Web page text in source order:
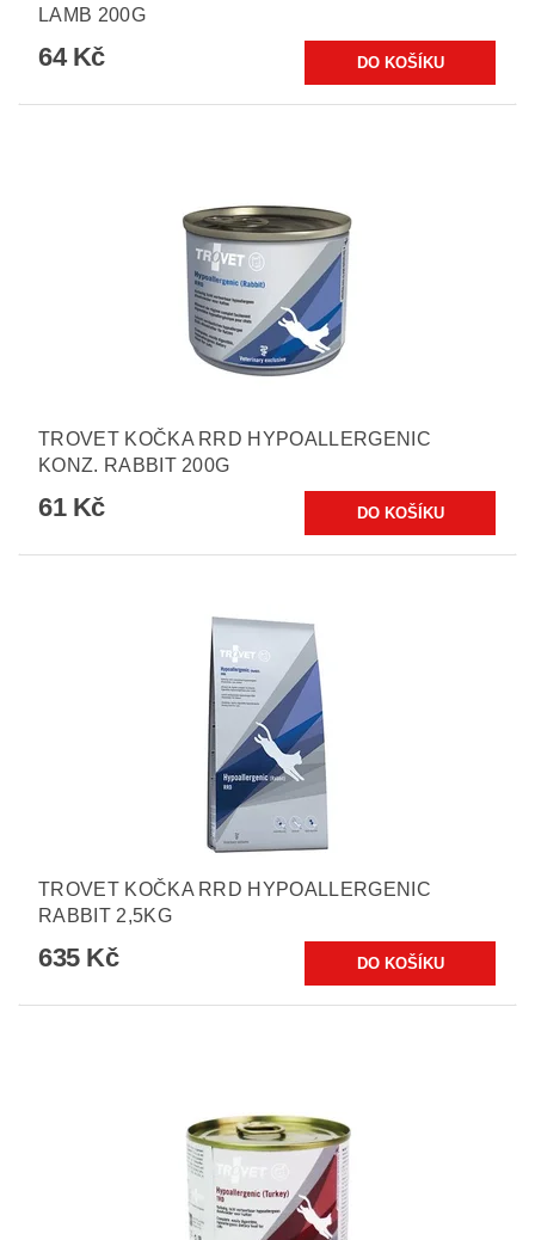
LAMB 200G
64 Kč
TROVET KOČKA RRD HYPOALLERGENIC
KONZ. RABBIT 200G
61 Kč
TROVET KOČKA RRD HYPOALLERGENIC
RABBIT 2,5KG
635 Kč